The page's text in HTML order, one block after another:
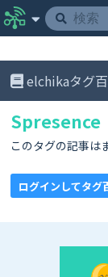
elchikaタグ
Spresence
このタグの記事は
ログインしてタグ